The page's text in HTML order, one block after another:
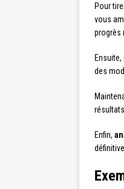
Pour
vous
progrès
des
Enfin,